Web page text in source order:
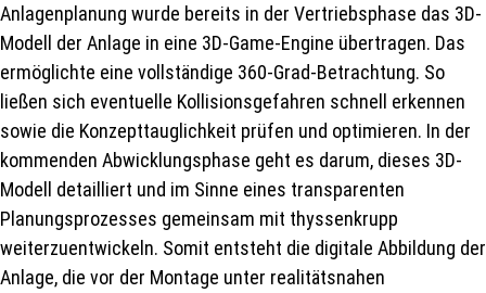
Anlagenplanung wurde bereits in der Vertriebsphase das 3D-
Modell der Anlage in eine 3D-Game-Engine übertragen. Das
ermöglichte eine vollständige 360-Grad-Betrachtung. So
ließen sich eventuelle Kollisionsgefahren schnell erkennen
sowie die Konzepttauglichkeit prüfen und optimieren. In der
kommenden Abwicklungsphase geht es darum, dieses 3D-
Modell detailliert und im Sinne eines transparenten
Planungsprozesses gemeinsam mit thyssenkrupp
weiterzuentwickeln. Somit entsteht die digitale Abbildung der
Anlage, die vor der Montage unter realitätsnahen